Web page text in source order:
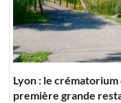
Lyon : le
première grande